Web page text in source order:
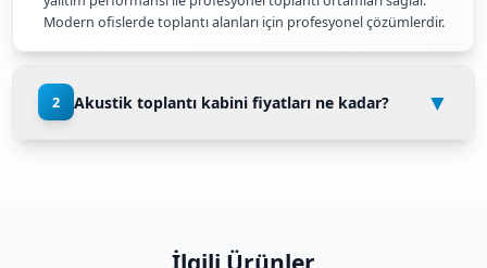
Modern ofislerde toplantı alanları için profesyonel